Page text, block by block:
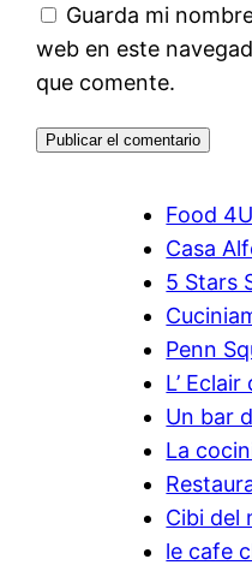
Guarda mi
web en este
que comente.
Food 4U
Casa
5 Stars
Penn
L’
Un bar
La
Cibi del
le cafe